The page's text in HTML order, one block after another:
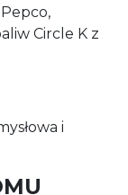
Circle K z
i